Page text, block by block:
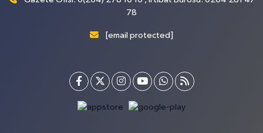
78
[email protected]